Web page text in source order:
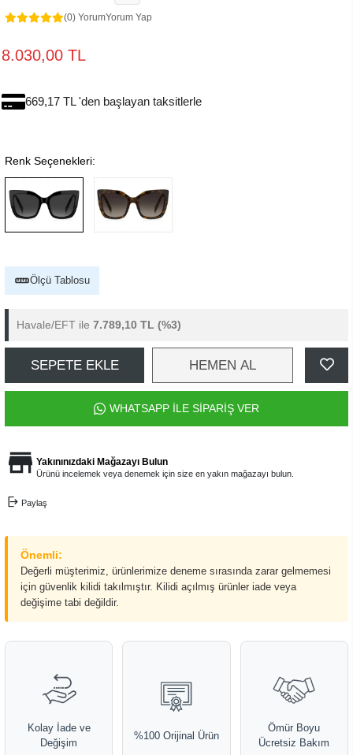
(0) YorumYorum Yap
8.030,00 TL
669,17 TL 'den başlayan taksitlerle
Renk Seçenekleri:
Ölçü Tablosu
Havale/EFT ile 7.789,10 TL (%3)
SEPETE EKLE HEMEN AL
WHATSAPP İLE SİPARİŞ VER
Yakınınızdaki Mağazayı Bulun
Ürünü incelemek veya denemek için size en yakın mağazayı bulun.
Paylaş
Önemli:
Değerli müşterimiz, ürünlerimize deneme sırasında zarar gelmemesi
için güvenlik kilidi takılmıştır. Kilidi açılmış ürünler iade veya
değişime tabi değildir.
Kolay İade ve
Değişim
%100 Orijinal Ürün
Ömür Boyu
Ücretsiz Bakım